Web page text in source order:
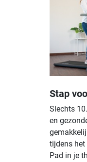
Stap
Slechts
en
tijdens het
Pad in je